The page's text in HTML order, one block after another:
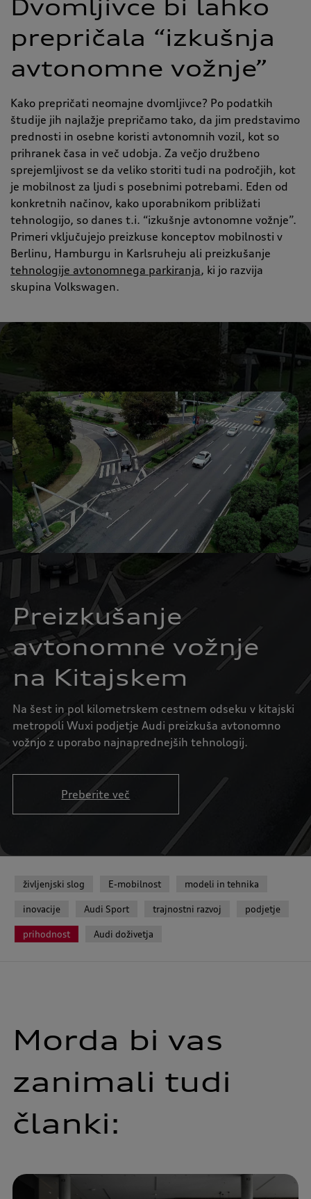
Dvomljivce bi lahko
prepričala “izkušnja
avtonomne vožnje”
Kako prepričati neomajne dvomljivce? Po podatkih
študije jih najlažje prepričamo tako, da jim predstavimo
prednosti in osebne koristi avtonomnih vozil, kot so
prihranek časa in več udobja. Za večjo družbeno
sprejemljivost se da veliko storiti tudi na področjih, kot
je mobilnost za ljudi s posebnimi potrebami. Eden od
konkretnih načinov, kako uporabnikom približati
tehnologijo, so danes t.i. “izkušnje avtonomne vožnje”.
Primeri vključujejo preizkuse konceptov mobilnosti v
Berlinu, Hamburgu in Karlsruheju ali preizkušanje
tehnologije avtonomnega parkiranja, ki jo razvija
skupina Volkswagen.
Preizkušanje
avtonomne vožnje
na Kitajskem
Na šest in pol kilometrskem cestnem odseku v kitajski
metropoli Wuxi podjetje Audi preizkuša avtonomno
vožnjo z uporabo najnaprednejših tehnologij.
Preberite več
življenjski slog E-mobilnost modeli in tehnika
inovacije Audi Sport trajnostni razvoj podjetje
prihodnost Audi doživetja
Morda bi vas
zanimali tudi
članki: